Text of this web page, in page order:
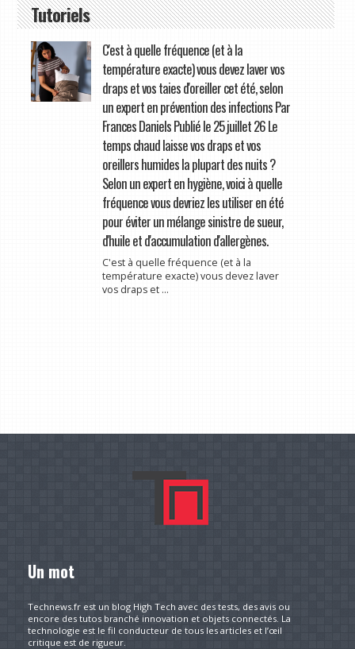
Tutoriels
C'est à quelle fréquence (et à la
température exacte) vous devez laver vos
draps et vos taies d'oreiller cet été, selon
un expert en prévention des infections Par
Frances Daniels Publié le 25 juillet 26 Le
temps chaud laisse vos draps et vos
oreillers humides la plupart des nuits ?
Selon un expert en hygiène, voici à quelle
fréquence vous devriez les utiliser en été
pour éviter un mélange sinistre de sueur,
d'huile et d'accumulation d'allergènes.
C'est à quelle fréquence (et à la
température exacte) vous devez laver
vos draps et ...
Un mot
Technews.fr est un blog High Tech avec des tests, des avis ou
encore des tutos branché innovation et objets connectés. La
technologie est le fil conducteur de tous les articles et l’œil
critique est de rigueur.